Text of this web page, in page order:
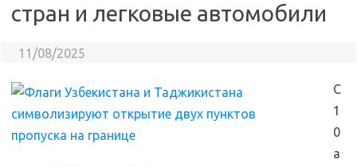
стран и легковые автомобили
11/08/2025
С
1
0
а